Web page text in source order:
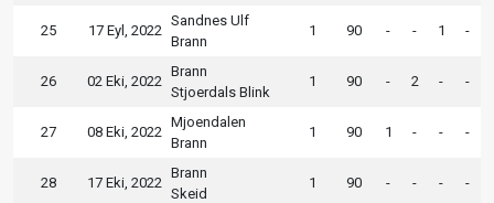
25 17 Eyl, 2022
Sandnes Ulf
Brann
1 90 - - 1 -
26 02 Eki, 2022
Brann
Stjoerdals Blink
1 90 - 2 - -
27 08 Eki, 2022
Mjoendalen
Brann
1 90 1 - - -
28 17 Eki, 2022
Brann
Skeid
1 90 - - - -